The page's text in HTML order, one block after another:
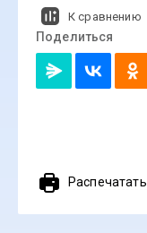
К сравнению
Поделиться
Распечатать